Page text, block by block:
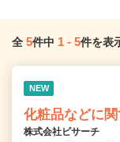
全 5件中 1 - 5件を表
NEW
化粧品などに
株式会社ビサーチ